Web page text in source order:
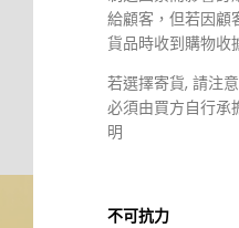
HKD $199.00
HKD $169.00
(現貨) MEDI-
膜50片 !!不包運費
給顧客，但若因顧
貨品時收到購物收
若選擇寄貨, 請注
必須由買方自行承
明
不可抗力